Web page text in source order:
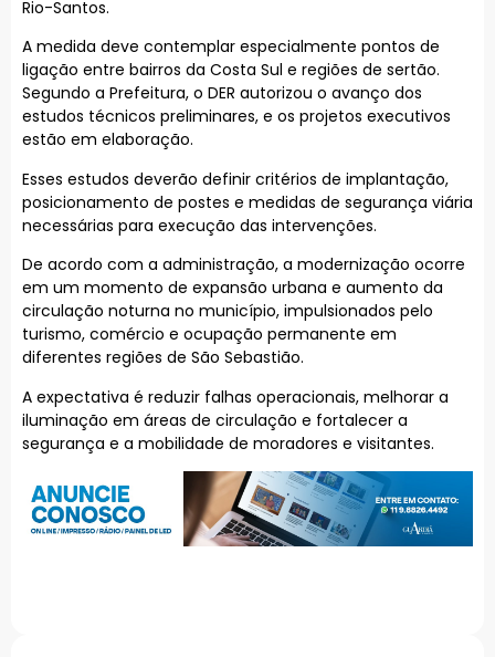
Rio-Santos.
A medida deve contemplar especialmente pontos de
ligação entre bairros da Costa Sul e regiões de sertão.
Segundo a Prefeitura, o DER autorizou o avanço dos
estudos técnicos preliminares, e os projetos executivos
estão em elaboração.
Esses estudos deverão definir critérios de implantação,
posicionamento de postes e medidas de segurança viária
necessárias para execução das intervenções.
De acordo com a administração, a modernização ocorre
em um momento de expansão urbana e aumento da
circulação noturna no município, impulsionados pelo
turismo, comércio e ocupação permanente em
diferentes regiões de São Sebastião.
A expectativa é reduzir falhas operacionais, melhorar a
iluminação em áreas de circulação e fortalecer a
segurança e a mobilidade de moradores e visitantes.